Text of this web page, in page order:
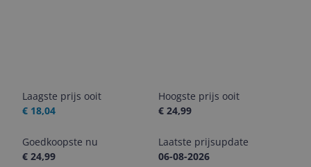
Laagste prijs ooit
€ 18,04
Hoogste prijs ooit
€ 24,99
Goedkoopste nu
€ 24,99
Laatste prijsupdate
06-08-2026